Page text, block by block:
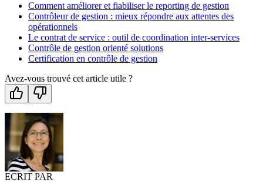
Comment améliorer et fiabiliser le reporting de gestion
Contrôleur de gestion : mieux répondre aux attentes des
opérationnels
Le contrat de service : outil de coordination inter-services
Contrôle de gestion orienté solutions
Certification en contrôle de gestion
Avez-vous trouvé cet article utile ?
ECRIT PAR